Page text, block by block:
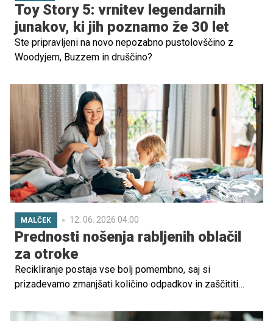
Toy Story 5: vrnitev legendarnih
junakov, ki jih poznamo že 30 let
Ste pripravljeni na novo nepozabno pustolovščino z
Woodyjem, Buzzem in druščino?
MALČEK 12. 06. 2026 04.00
Prednosti nošenja rabljenih oblačil
za otroke
Recikliranje postaja vse bolj pomembno, saj si
prizadevamo zmanjšati količino odpadkov in zaščititi
vpliva na okolje, je svet otroških oblačil in izdelkov. Stara,